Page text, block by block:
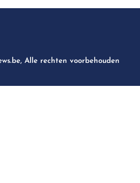
Alle rechten voorbehouden